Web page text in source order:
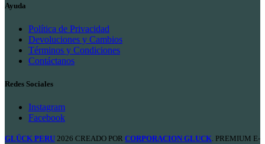
Ayuda
Política de Privacidad
Devoluciones y Cambios
Términos y Condiciones
Contáctanos
Redes Sociales
Instagram
Facebook
GLÜCK PERU 2026 CREADO POR CORPORACION GLUCK. PREMIUM E-